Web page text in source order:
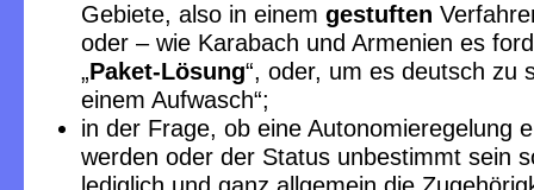
Gebiete, also in einem gestuften
oder – wie Karabach und Armenien es
„Paket-Lösung“, oder, um es deutsch zu
einem Aufwasch“;
in der Frage, ob eine Autonomieregelung
werden oder der Status unbestimmt sein